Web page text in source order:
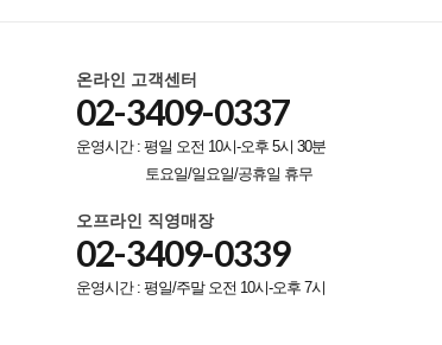
온라인 고객센터
02-3409-0337
운영시간 : 평일 오전 10시-오후 5시 30분
토요일/일요일/공휴일 휴무
오프라인 직영매장
02-3409-0339
운영시간 : 평일/주말 오전 10시-오후 7시